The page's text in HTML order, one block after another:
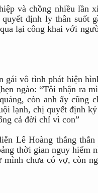
và chồng nhiều lần
định ly thân suốt
lại công khai với
vô tình phát hiện
ngào: “Tôi nhận ra
còn anh ấy cũng
lạnh, chị quyết định
cả đời chỉ vì con”
Lê Hoàng thẳng
thời gian nguy hiểm
mình chưa có vợ, còn